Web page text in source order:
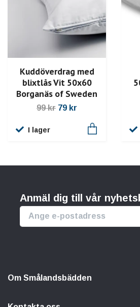
Kuddöverdrag med
blixtlås Vit 50x60
Borganäs of Sweden
99 kr 79 kr
I lager
Anmäl dig till vår
Om Smålandsbädden